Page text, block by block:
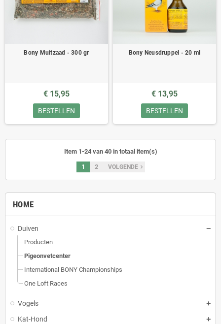
HOME
Duiven
Producten
Pigeonvetcenter
International BONY Championships
One Loft Races
Vogels
Kat-Hond
Bony Muitzaad - 300 gr
€ 15,95
BESTELLEN
Bony Neusdruppel - 20 ml
€ 13,95
BESTELLEN
Item 1-24 van 40 in totaal item(s)
1 2 VOLGENDEnavigate_next